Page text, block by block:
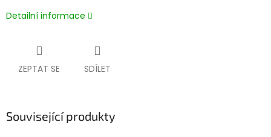
Detailní informace
ZEPTAT SE SDÍLET
Související produkty